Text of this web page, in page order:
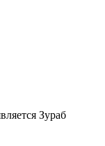
Зураб